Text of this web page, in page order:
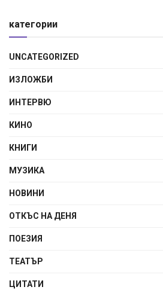
категории
UNCATEGORIZED
ИЗЛОЖБИ
ИНТЕРВЮ
КИНО
КНИГИ
МУЗИКА
НОВИНИ
ОТКЪС НА ДЕНЯ
ПОЕЗИЯ
ТЕАТЪР
ЦИТАТИ